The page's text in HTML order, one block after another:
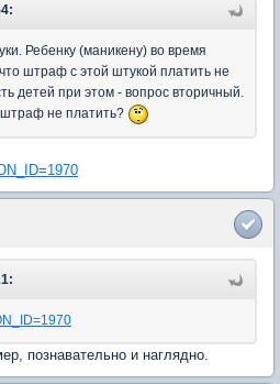
Ребенку (маникену) во время
штраф с этой штукой платить не
детей при этом - вопрос вторичный.
не платить?
познавательно и наглядно.